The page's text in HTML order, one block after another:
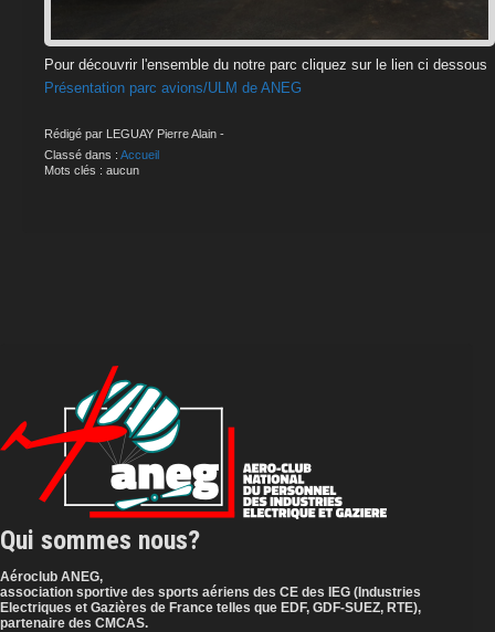
Pour découvrir l'ensemble du notre parc cliquez sur le lien ci dessous
Présentation parc avions/ULM de ANEG
Rédigé par LEGUAY Pierre Alain -
Classé dans : Accueil
Mots clés : aucun
Qui sommes nous?
Aéroclub ANEG,
association sportive des sports aériens des CE des IEG (Industries
Electriques et Gazières de France telles que EDF, GDF-SUEZ, RTE),
partenaire des CMCAS.